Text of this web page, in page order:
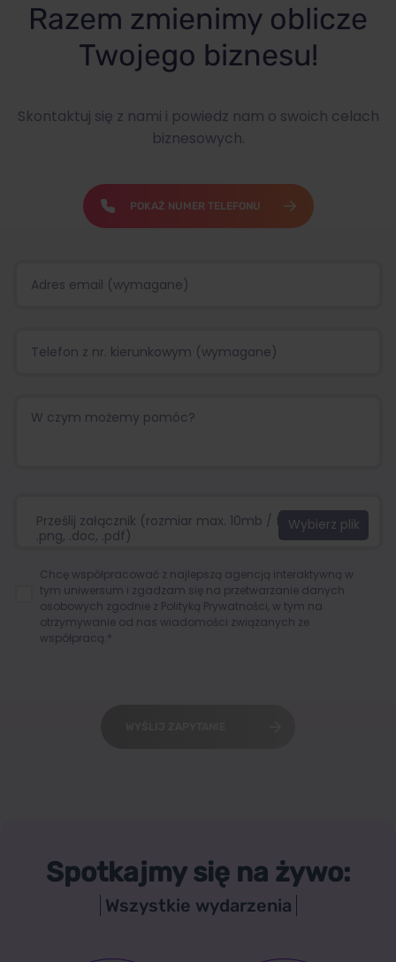
Razem zmienimy oblicze
Twojego biznesu!
Skontaktuj się z nami i powiedz nam o swoich celach
biznesowych.
POKAŻ NUMER TELEFONU
Prześlij załącznik (rozmiar max. 10mb / format:.jpg,
.png, .doc, .pdf)
Chcę współpracować z najlepszą agencją interaktywną w
tym uniwersum i zgadzam się na przetwarzanie danych
osobowych zgodnie z Polityką Prywatności , w tym na
otrzymywanie od nas wiadomości związanych ze
współpracą.*
Spotkajmy się na żywo:
Wszystkie wydarzenia